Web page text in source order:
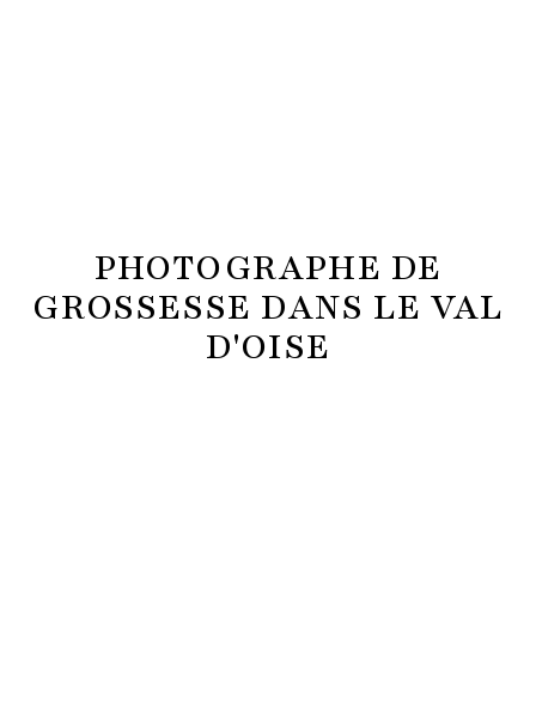
PHOTOGRAPHE DE
GROSSESSE DANS LE VAL
D'OISE